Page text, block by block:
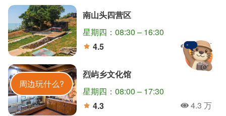
沙溪堡 太武山风景区
南山头四营区
星期四：08:30 – 16:30
4.5
人氣4.4 万
烈屿乡文化馆
星期四：08:00 – 17:30
4.3
人氣4.3 万
周边玩什么?